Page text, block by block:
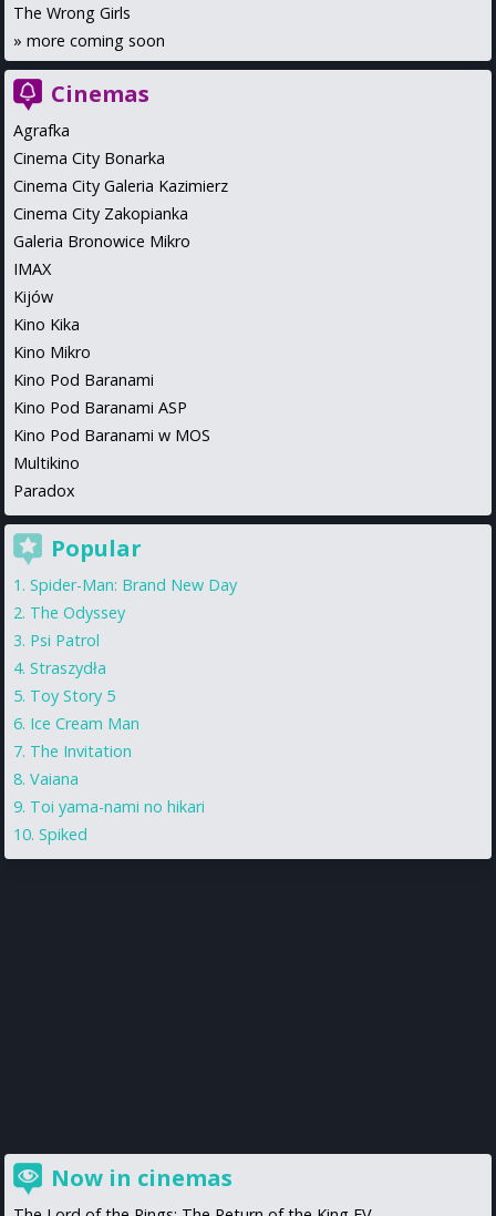
The Wrong Girls
» more coming soon
Cinemas
Agrafka
Cinema City Bonarka
Cinema City Galeria Kazimierz
Cinema City Zakopianka
Galeria Bronowice Mikro
IMAX
Kijów
Kino Kika
Kino Mikro
Kino Pod Baranami
Kino Pod Baranami ASP
Kino Pod Baranami w MOS
Multikino
Paradox
Popular
Spider-Man: Brand New Day
The Odyssey
Psi Patrol
Straszydła
Toy Story 5
Ice Cream Man
The Invitation
Vaiana
Toi yama-nami no hikari
Spiked
Now in cinemas